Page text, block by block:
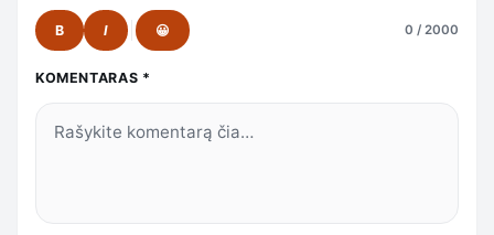
B I 😀 0 / 2000
KOMENTARAS *